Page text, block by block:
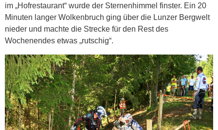
im „Hofrestaurant“ wurde der Sternenhimmel finster. Ein 20
Minuten langer Wolkenbruch ging über die Lunzer Bergwelt
nieder und machte die Strecke für den Rest des
Wochenendes etwas „rutschig“.